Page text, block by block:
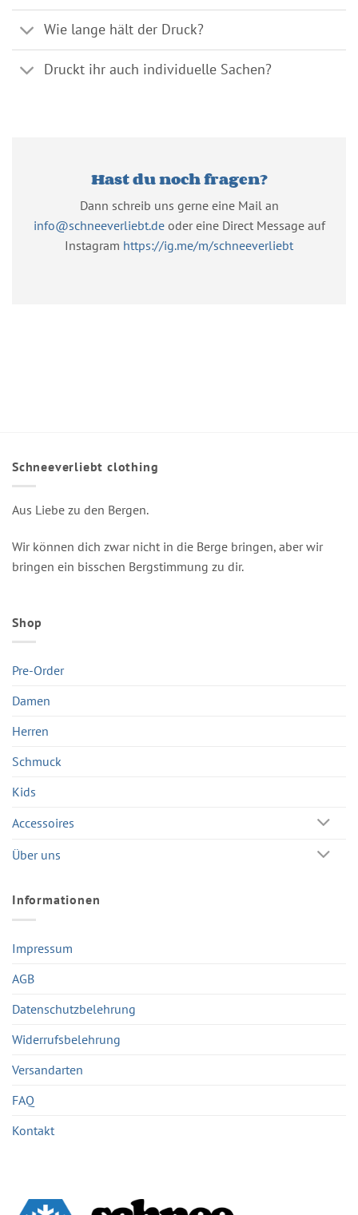
Wie lange hält der Druck?
Druckt ihr auch individuelle Sachen?
Hast du noch fragen?
Dann schreib uns gerne eine Mail an
info@schneeverliebt.deoder eine Direct Message auf
Instagram https://ig.me/m/schneeverliebt
Schneeverliebt clothing
Aus Liebe zu den Bergen.
Wir können dich zwar nicht in die Berge bringen, aber wir
bringen ein bisschen Bergstimmung zu dir.
Shop
Pre-Order
Damen
Herren
Schmuck
Kids
Accessoires
Über uns
Informationen
Impressum
AGB
Datenschutzbelehrung
Widerrufsbelehrung
Versandarten
FAQ
Kontakt